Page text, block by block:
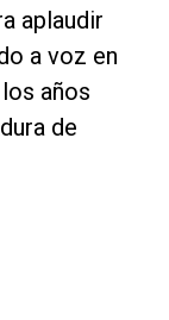
aplaudir
a voz en
años
de